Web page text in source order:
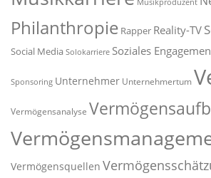
Musikproduzent
Philanthropie Rapper Reality-TV
Social Media Solokarriere Soziales
Sponsoring Unternehmer Unternehmertum
Vermögensanalyse
Vermögensquellen